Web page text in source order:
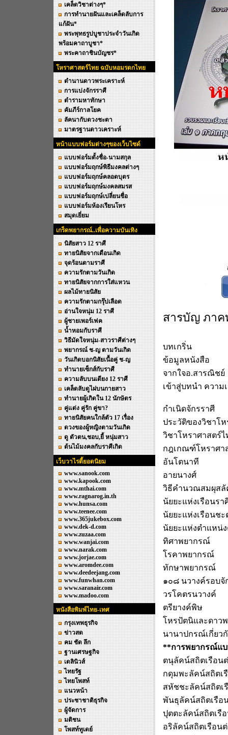
เคล็ดวิชาต่างๆ*
การทำนายฝันและเคล็ดลับการ
แก้ฝัน*
พระพุทธรูปบูชาประจำวันเกิด
พร้อมคาถาบูชา*
พระคาถาชินบัญชร*
โหราศาสตร์ไทย ฉบับหอมรดกไทย
ตำนานดาวพระเคราะห์
การแบ่งจักรราศี
ตำรามหาทักษา
คัมภีร์กาลโยค
ลัคนากับดวงชะตา
มาตรฐานดาวเคราะห์
หน้าแบบฟอร์มต่างๆของเว็บไซด์
แบบฟอร์มตั้งชื่อ-นามสกุล
แบบฟอร์มฤกษ์พิธีมงคลต่างๆ
แบบฟอร์มฤกษ์คลอดบุตร
แบบฟอร์มฤกษ์มงคลสมรส
แบบฟอร์มฤกษ์เปลี่ยนชื่อ
แบบฟอร์มห้องเรียนโหร
สมุดเยี่ยม
เกร็ดพยากรณ์..เพื่อความบันเทิง
นิสัยสาว 12 ราศี
ทายนิสัยจากเดือนเกิด
จุดร้อนตามราศี
ความรักตามวันเกิด
ทายนิสัยจากการใส่แหวน
ผลไม้ทายนิสัย
ความรักตามกรุ๊ปเลือด
อ่านใจหนุ่ม 12 ราศี
ผู้ชายเพอร์เฟค
น้ำหอมกับราศี
วิธีมัดใจหนุ่ม-สาวราศีต่างๆ
พยากรณ์ ช-ญ ตามวันเกิด
วันเกิดบอกนิสัยเนื้อคู่ ช-ญ
ทำนายเซ็กส์กับราศี
ความลับบนเตียง 12 ราศี
เคล็ดลับดูไฝบนกายสาว
ทำนายผู้เกิดใน 12 นักษัตร
คู่แต่ง คู่รัก คู่ขา?
ทายนิสัยคนใกล้ตัว 17 เรื่อง
ดวงของผู้หญิงตามวันเกิด
ดู ตัวตน,ชอบ,ยี้ หนุ่มสาว
ต้นไม้มงคลกับราศีเกิด
เว็บวาไรตี้ยอดนิยม
www.sanook.com
www.kapook.com
www.mthai.com
www.ragnarog.in.th
www.hunsa.com
www.teenee.com
www.365jukebox.com
www.dek-d.com
www.zuzaa.com
www.wanjai.com
www.narak.com
www.jorjae.com
www.aromdee.com
www.deedeejang.com
www.funwhan.com
www.saranair.com
www.madoo.com
หนังสือพิมพ์ไทย-เทศ
กรุงเทพธุรกิจ
ข่าวสด
คม ชัด ลึก
ฐานเศรษฐกิจ
เดลินิวส์
ไทยรัฐ
ไทยโพสท์
แนวหน้า
ประชาชาติธุรกิจ
ผู้จัดการ
มติชน
โพสท์ทูเดย์
สารบัญ ภาค
บทเกริ่น
ข้อมูลหนังสือ
จากใจอ.สารณิชย์
เข้าสู่บทนำ ความ
กำเนิดจักรราศี
ประวัติของวิชาโ
วิชาโหราศาสตร์ไ
กฎเกณฑ์โหราศา
อันโตนาที
อายนางศ์
วิธีคำนวณสมผุสลั
นัยยะแห่งเรือนรา
นัยยะแห่งเรือนชะ
นัยยะแห่งตำแหน่
ทิศาพยากรณ์
โรคาพยากรณ์
ทักษาพยากรณ์
๑๐๘ นวางค์รอบจั
วรโคตรนวางค์
ตรียางค์พิษ
โหรปัตนิและดาว
นานาปกรณ์เกี่ยว
**การพยากรณ์แ
ตนุลัคน์สถิตเรือน
กดุมพะลัคน์สถิตเ
สหัชชะลัคน์สถิตเ
พันธุลัคน์สถิตเรือ
ปุตตะลัคน์สถิตเรื
อริลัคน์สถิตเรือนต่